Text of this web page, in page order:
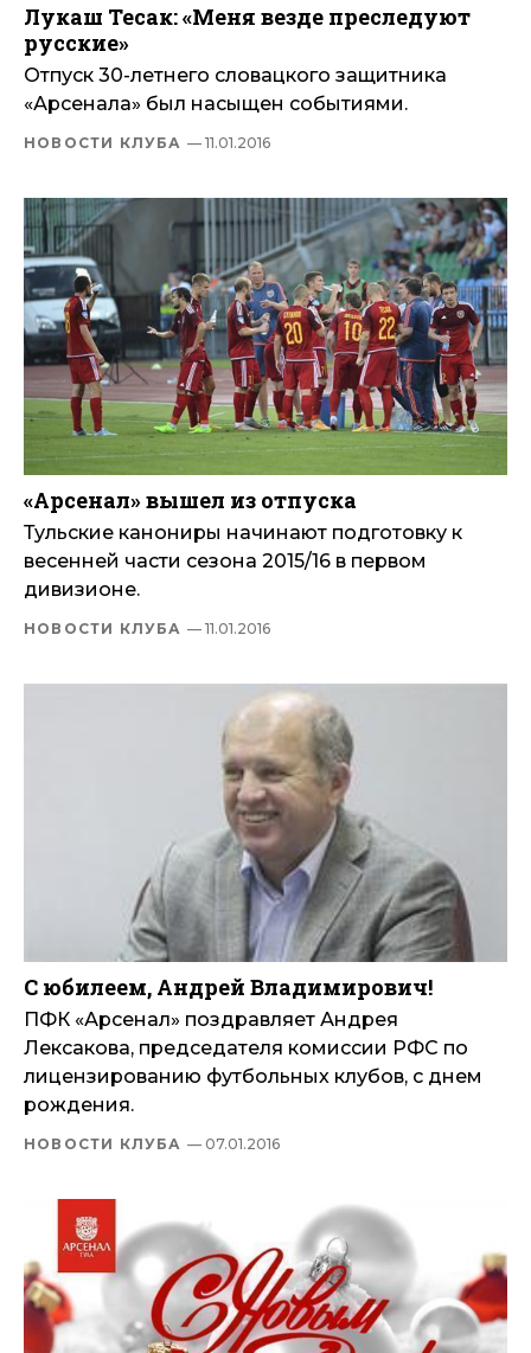
Лукаш Тесак: «Меня везде преследуют
русские»
Отпуск 30-летнего словацкого защитника
«Арсенала» был насыщен событиями.
НОВОСТИ КЛУБА — 11.01.2016
«Арсенал» вышел из отпуска
Тульские канониры начинают подготовку к
весенней части сезона 2015/16 в первом
дивизионе.
НОВОСТИ КЛУБА — 11.01.2016
С юбилеем, Андрей Владимирович!
ПФК «Арсенал» поздравляет Андрея
Лексакова, председателя комиссии РФС по
лицензированию футбольных клубов, с днем
рождения.
НОВОСТИ КЛУБА — 07.01.2016